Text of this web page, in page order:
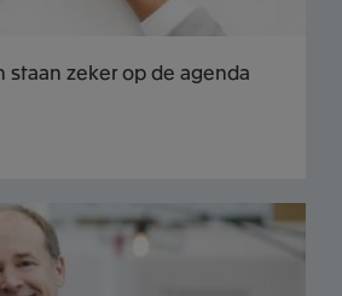
staan zeker op de agenda